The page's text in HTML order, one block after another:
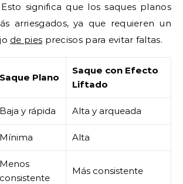
significa que los saques planos
arriesgados, ya que requieren un
de pies precisos para evitar faltas.
Saque Plano
Saque con Efecto
Liftado
Baja y rápida Alta y arqueada
Mínima Alta
Menos
consistente
Más consistente